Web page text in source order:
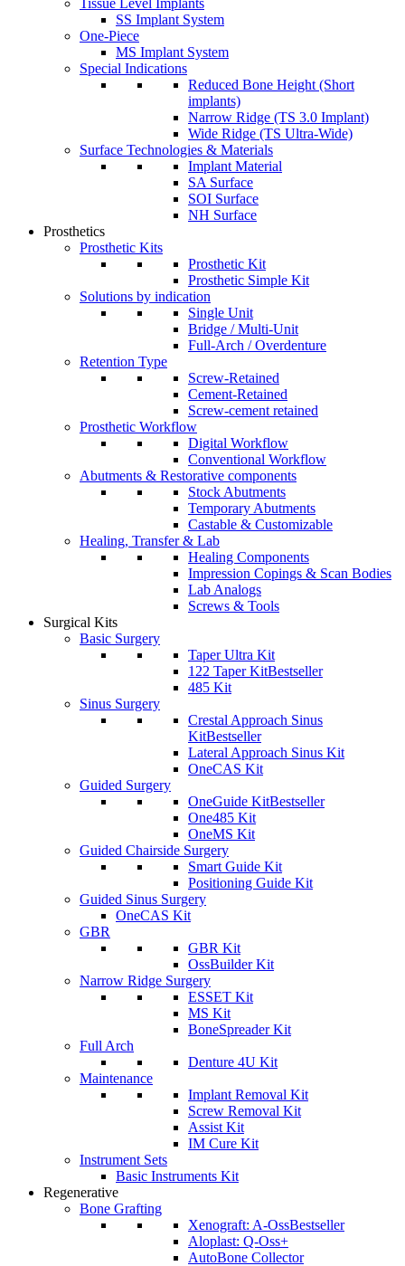
Tissue Level Implants
SS Implant System
One-Piece
MS Implant System
Special Indications
Reduced Bone Height (Short
implants)
Narrow Ridge (TS 3.0 Implant)
Wide Ridge (TS Ultra-Wide)
Surface Technologies & Materials
Implant Material
SA Surface
SOI Surface
NH Surface
Prosthetics
Prosthetic Kits
Prosthetic Kit
Prosthetic Simple Kit
Solutions by indication
Single Unit
Bridge / Multi-Unit
Full-Arch / Overdenture
Retention Type
Screw-Retained
Cement-Retained
Screw-cement retained
Prosthetic Workflow
Digital Workflow
Conventional Workflow
Abutments & Restorative components
Stock Abutments
Temporary Abutments
Castable & Customizable
Healing, Transfer & Lab
Healing Components
Impression Copings & Scan Bodies
Lab Analogs
Screws & Tools
Surgical Kits
Basic Surgery
Taper Ultra Kit
122 Taper KitBestseller
485 Kit
Sinus Surgery
Crestal Approach Sinus
KitBestseller
Lateral Approach Sinus Kit
OneCAS Kit
Guided Surgery
OneGuide KitBestseller
One485 Kit
OneMS Kit
Guided Chairside Surgery
Smart Guide Kit
Positioning Guide Kit
Guided Sinus Surgery
OneCAS Kit
GBR
GBR Kit
OssBuilder Kit
Narrow Ridge Surgery
ESSET Kit
MS Kit
BoneSpreader Kit
Full Arch
Denture 4U Kit
Maintenance
Implant Removal Kit
Screw Removal Kit
Assist Kit
IM Cure Kit
Instrument Sets
Basic Instruments Kit
Regenerative
Bone Grafting
Xenograft: A-OssBestseller
Aloplast: Q-Oss+
AutoBone Collector